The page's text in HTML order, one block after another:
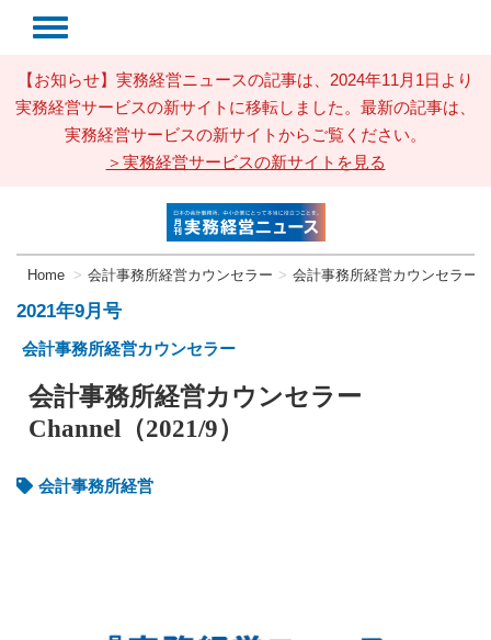
【お知らせ】実務経営ニュースの記事は、2024年11月1日より
実務経営サービスの新サイトに移転しました。最新の記事は、
実務経営サービスの新サイトからご覧ください。
＞実務経営サービスの新サイトを見る
Home 会計事務所経営カウンセラー 会計事務所経営カウンセラー
2021年9月号
会計事務所経営カウンセラー
会計事務所経営カウンセラー
Channel（2021/9）
会計事務所経営